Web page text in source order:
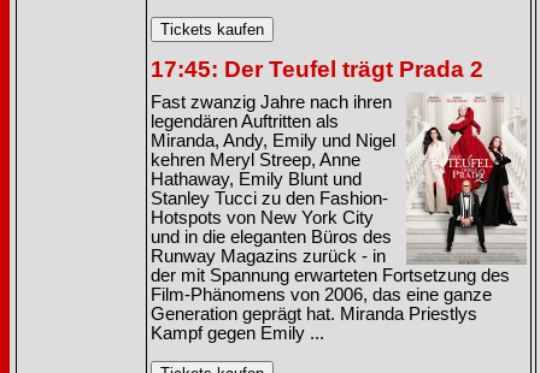
17:45: Der Teufel trägt Prada 2
Fast zwanzig Jahre nach ihren
legendären Auftritten als
Miranda, Andy, Emily und Nigel
kehren Meryl Streep, Anne
Hathaway, Emily Blunt und
Stanley Tucci zu den Fashion-
Hotspots von New York City
und in die eleganten Büros des
Runway Magazins zurück - in
der mit Spannung erwarteten Fortsetzung des
Film-Phänomens von 2006, das eine ganze
Generation geprägt hat. Miranda Priestlys
Kampf gegen Emily ...